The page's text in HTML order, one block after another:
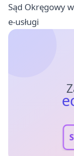
Sąd Okręgowy
e-usługi